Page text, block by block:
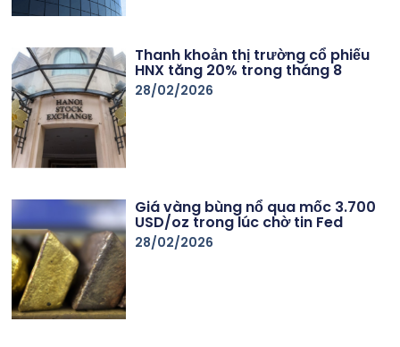
Thanh khoản thị trường cổ phiếu
HNX tăng 20% trong tháng 8
28/02/2026
Giá vàng bùng nổ qua mốc 3.700
USD/oz trong lúc chờ tin Fed
28/02/2026